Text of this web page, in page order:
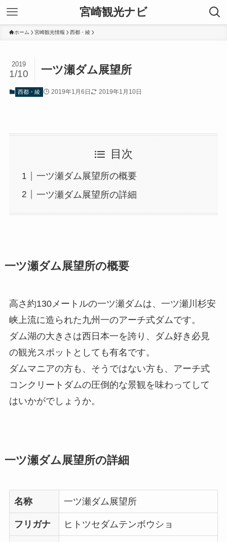
宮崎観光ナビ
ホーム 宮崎観光情報 西都・綾
一ツ瀬ダム展望所
2019
1/10
西都・綾 2019年1月6日 2019年1月10日
目次
一ツ瀬ダム展望所の概要
一ツ瀬ダム展望所の詳細
一ツ瀬ダム展望所の概要
高さ約130メートルの一ツ瀬ダムは、一ツ瀬川杉安
峡上流に造られた九州一のアーチ式ダムです。
ダム湖の大きさは西日本一を誇り、ダム好き必見
の観光スポットとしても有名です。
ダムマニアの方も、そうではない方も、アーチ式
コンクリートダムの圧倒的な景観を味わってして
はいかがでしょうか。
一ツ瀬ダム展望所の詳細
名称 一ツ瀬ダム展望所
フリガナ ヒトツセダムテンボウショ